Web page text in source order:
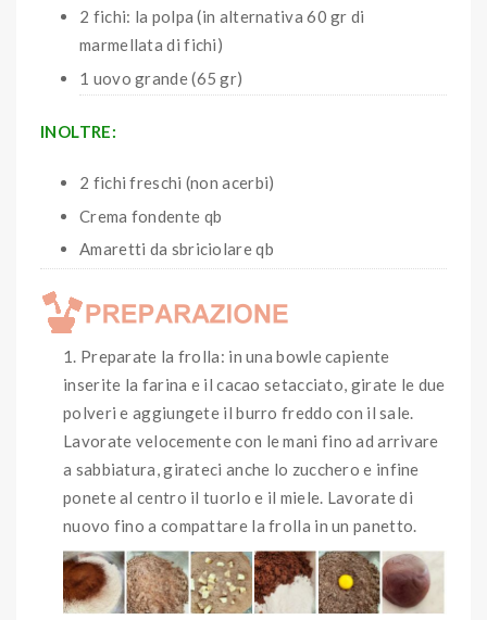
2 fichi: la polpa (in alternativa 60 gr di
marmellata di fichi)
1 uovo grande (65 gr)
INOLTRE:
2 fichi freschi (non acerbi)
Crema fondente qb
Amaretti da sbriciolare qb
Preparate la frolla: in una bowle capiente
inserite la farina e il cacao setacciato, girate le due
polveri e aggiungete il burro freddo con il sale.
Lavorate velocemente con le mani fino ad arrivare
a sabbiatura, girateci anche lo zucchero e infine
ponete al centro il tuorlo e il miele. Lavorate di
nuovo fino a compattare la frolla in un panetto.